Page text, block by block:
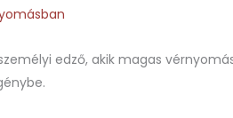
edző, akik magas